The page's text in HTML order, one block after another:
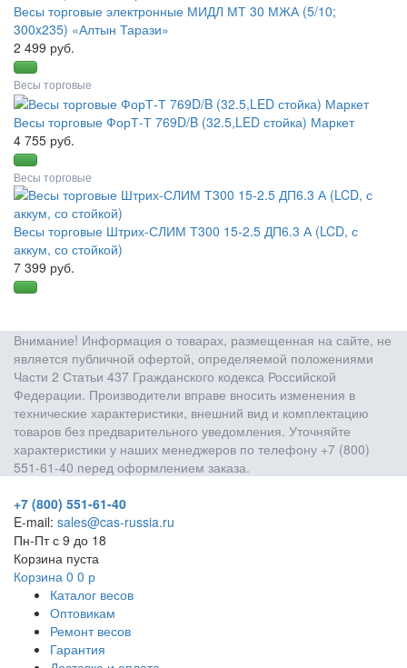
Весы торговые электронные МИДЛ МТ 30 МЖА (5/10;
300x235) «Алтын Тарази»
2 499 руб.
Весы торговые
Весы торговые ФорТ-Т 769D/B (32.5,LED стойка) Маркет
4 755 руб.
Весы торговые
Весы торговые Штрих-СЛИМ Т300 15-2.5 ДП6.3 А (LCD, с
аккум, со стойкой)
7 399 руб.
Внимание! Информация о товарах, размещенная на сайте, не
является публичной офертой, определяемой положениями
Части 2 Статьи 437 Гражданского кодекса Российской
Федерации. Производители вправе вносить изменения в
технические характеристики, внешний вид и комплектацию
товаров без предварительного уведомления. Уточняйте
характеристики у наших менеджеров по телефону +7 (800)
551-61-40 перед оформлением заказа.
+7 (800) 551-61-40
E-mail: sales@cas-russia.ru
Пн-Пт с 9 до 18
Корзина пуста
Корзина 0 0 р
Каталог весов
Оптовикам
Ремонт весов
Гарантия